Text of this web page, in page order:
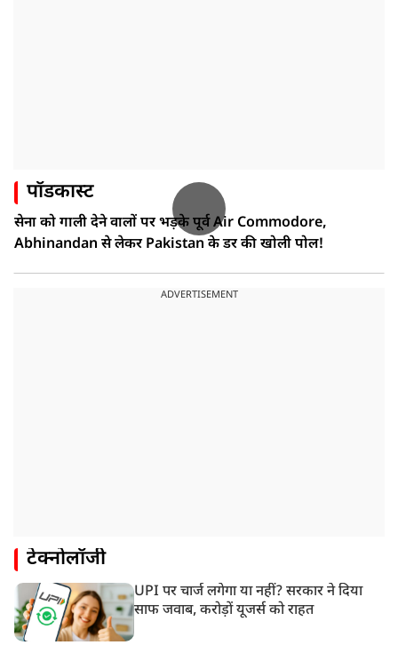
पॉडकास्ट
सेना को गाली देने वालों पर भड़के पूर्व Air Commodore,
Abhinandan से लेकर Pakistan के डर की खोली पोल!
ADVERTISEMENT
टेक्नोलॉजी
UPI पर चार्ज लगेगा या नहीं? सरकार ने दिया
साफ जवाब, करोड़ों यूजर्स को राहत